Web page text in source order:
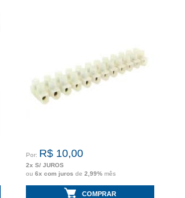
Por: R$ 10,00
2x S/ JUROS
ou 6x com juros de 2,99% mês
COMPRAR